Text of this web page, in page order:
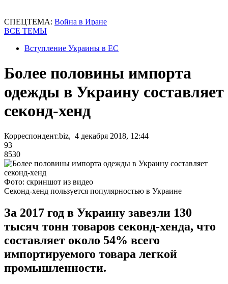
СПЕЦТЕМА: Война в Иране
ВСЕ ТЕМЫ
Вступление Украины в ЕС
Более половины импорта
одежды в Украину составляет
секонд-хенд
Корреспондент.biz, 4 декабря 2018, 12:44
93
8530
Фото: скриншот из видео
Секонд-хенд пользуется популярностью в Украине
За 2017 год в Украину завезли 130
тысяч тонн товаров секонд-хенда, что
составляет около 54% всего
импортируемого товара легкой
промышленности.